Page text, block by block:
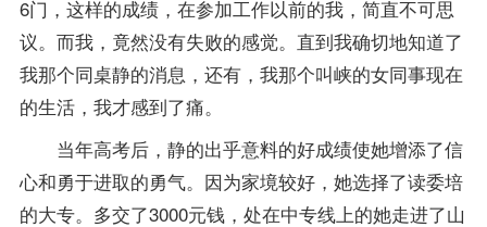
6门，这样的成绩，在参加工作以前的我，简直不可思
议。而我，竟然没有失败的感觉。直到我确切地知道了
我那个同桌静的消息，还有，我那个叫峡的女同事现在
的生活，我才感到了痛。
当年高考后，静的出乎意料的好成绩使她增添了信
心和勇于进取的勇气。因为家境较好，她选择了读委培
的大专。多交了3000元钱，处在中专线上的她走进了山